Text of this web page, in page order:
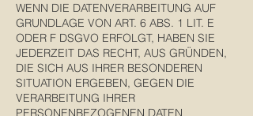
WENN DIE DATENVERARBEITUNG AUF
GRUNDLAGE VON ART. 6 ABS. 1 LIT. E
ODER F DSGVO ERFOLGT, HABEN SIE
JEDERZEIT DAS RECHT, AUS GRÜNDEN,
DIE SICH AUS IHRER BESONDEREN
SITUATION ERGEBEN, GEGEN DIE
VERARBEITUNG IHRER
PERSONENBEZOGENEN DATEN